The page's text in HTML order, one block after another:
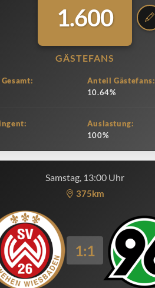
1.600
GÄSTEFANS
Anteil Gästefans:
10.64%
Auslastung:
100%
Samstag, 13:00 Uhr
375km
1:1